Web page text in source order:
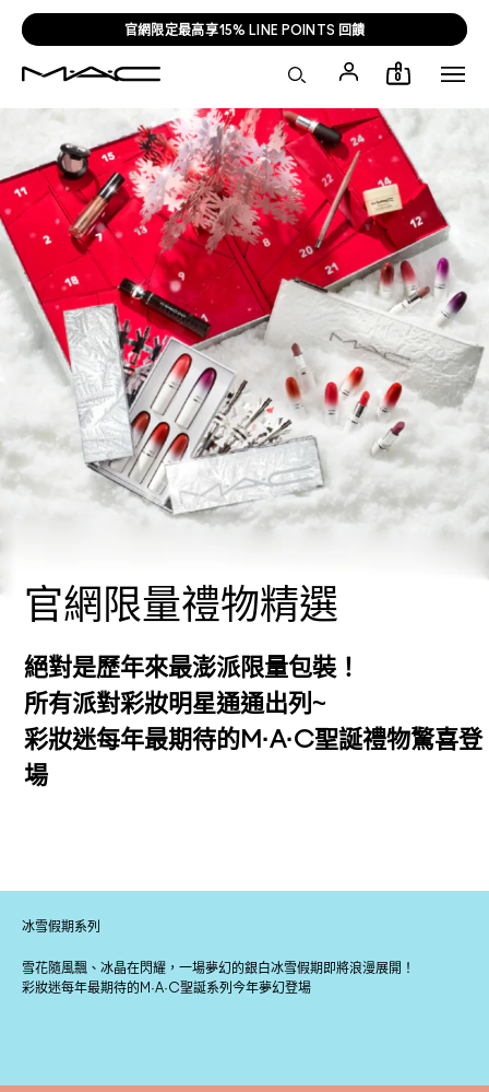
官網限定最高享15% LINE POINTS 回饋
0
官網限量禮物精選
絕對是歷年來最澎派限量包裝！
所有派對彩妝明星通通出列~
彩妝迷每年最期待的M·A·C聖誕禮物驚喜登
場
冰雪假期系列
雪花隨風飄、冰晶在閃耀，一場夢幻的銀白冰雪假期即將浪漫展開！
彩妝迷每年最期待的M·A·C聖誕系列今年夢幻登場